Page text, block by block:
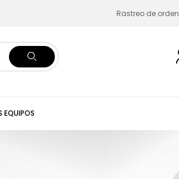
Rastreo de orden
EQUIPOS